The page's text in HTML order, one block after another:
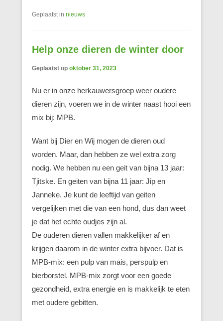
Geplaatst in nieuws
Help onze dieren de winter door
Geplaatst op oktober 31, 2023
Nu er in onze herkauwersgroep weer oudere
dieren zijn, voeren we in de winter naast hooi een
mix bij: MPB.
Want bij Dier en Wij mogen de dieren oud
worden. Maar, dan hebben ze wel extra zorg
nodig. We hebben nu een geit van bijna 13 jaar:
Tjitske. En geiten van bijna 11 jaar: Jip en
Janneke. Je kunt de leeftijd van geiten
vergelijken met die van een hond, dus dan weet
je dat het echte oudjes zijn al.
De ouderen dieren vallen makkelijker af en
krijgen daarom in de winter extra bijvoer. Dat is
MPB-mix: een pulp van mais, perspulp en
bierborstel. MPB-mix zorgt voor een goede
gezondheid, extra energie en is makkelijk te eten
met oudere gebitten.